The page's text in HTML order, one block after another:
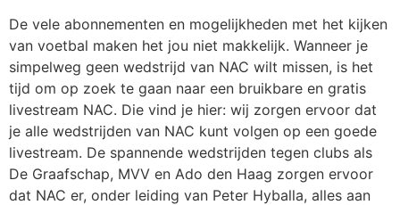
De vele abonnementen en mogelijkheden met het kijken
van voetbal maken het jou niet makkelijk. Wanneer je
simpelweg geen wedstrijd van NAC wilt missen, is het
tijd om op zoek te gaan naar een bruikbare en gratis
livestream NAC. Die vind je hier: wij zorgen ervoor dat
je alle wedstrijden van NAC kunt volgen op een goede
livestream. De spannende wedstrijden tegen clubs als
De Graafschap, MVV en Ado den Haag zorgen ervoor
dat NAC er, onder leiding van Peter Hyballa, alles aan